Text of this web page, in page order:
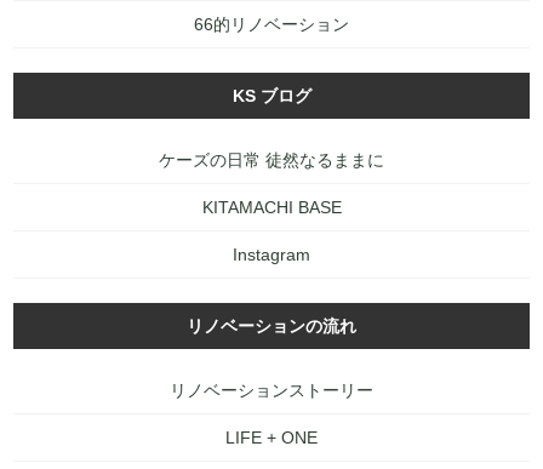
66的リノベーション
KS ブログ
ケーズの日常 徒然なるままに
KITAMACHI BASE
Instagram
リノベーションの流れ
リノベーションストーリー
LIFE + ONE